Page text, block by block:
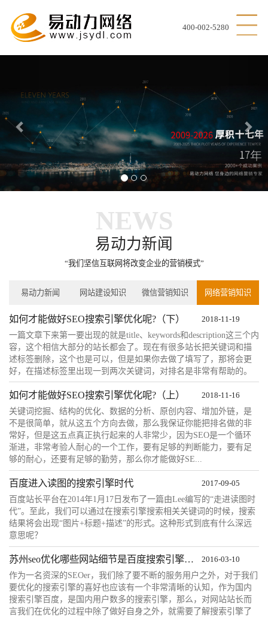
400-002-5280
Previous
NEWS
易动力新闻
“我们坚信互联网将改变企业的营销模式”
易动力新闻 网站建设知识 微信营销知识 网络营销知识
如何才能做好SEO搜索引擎优化呢?（下） 2018-11-19
一篇文章下来第一要出现的就是title、keywords和description这三个内
容，这个相信大部分的站长都会了。现在有很多站长把关键词和描
述标签删除，这个也是可以，但是如果你去做了填写了，那将会更
好，在描述标签里出现一到两次关键词，对排名是非常有帮助的。
如何才能做好SEO搜索引擎优化呢?（上） 2018-11-16
关键词挖掘、结构的优化、数据的分析、原创内容、增加外链，是
不是很简单，就从这五个方向去做，那么我保证你能把排名做的非
常好，但是这五点真正执行起来的人非常少，因为SEO是一个循环
渐进，非常考验人耐心的一个工作，要有足够的判断能力，要有足
够的耐心，还要有足够的勤劳，那么你才能做好SE...
百度进入读图的搜索引擎时代 2017-09-05
​百度站长平台在2014年1月17日发布了一篇由Lee编写的“走进读图时
代”。至此，我们可以通过在搜索引擎搜索相关关键词的时候，搜索
结果将会出现“图片+标题+描述”的形式。这种形式到底有什么深远
意思呢？
苏州seo优化哪些网站细节是百度搜索引擎看重的 2016-03-10
作为一名资深的SEOer，我们除了要不断的服务用户之外，对于我们
要优化的搜索引擎的喜好也应该有一个非常清晰的认知，作为国内
搜索引擎百度，是国内用户数多的搜索引擎，那么，对网站站长而
言我们在优化的过程中除了做好自身之外，就需要了解搜索引擎了